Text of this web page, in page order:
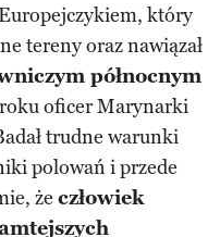
który
tereny oraz nawiązał
północnym
roku oficer Marynarki
trudne warunki
polowań i przede
że człowiek